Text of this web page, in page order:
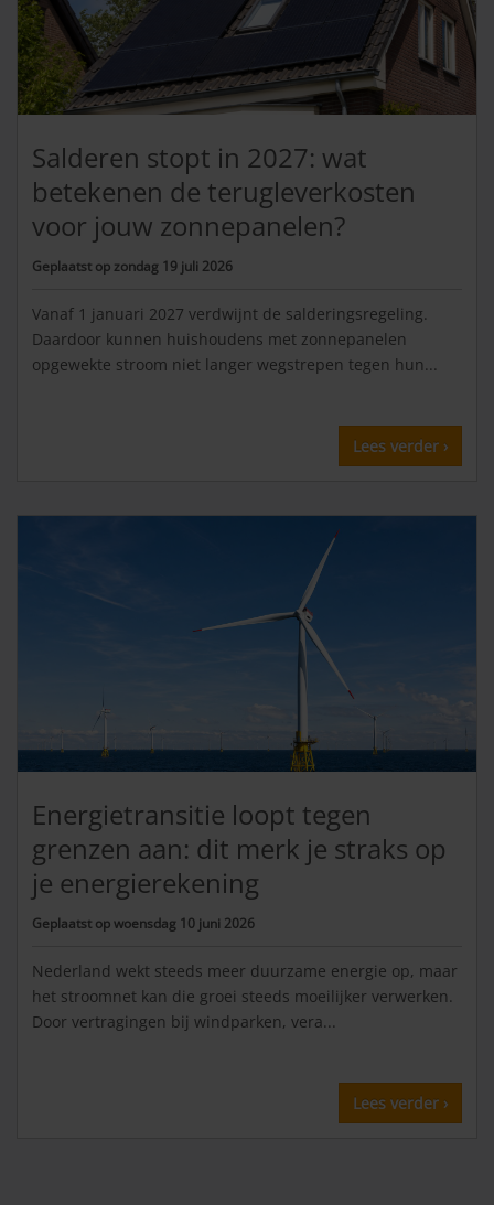
Salderen stopt in 2027: wat
betekenen de terugleverkosten
voor jouw zonnepanelen?
Geplaatst op zondag 19 juli 2026
Vanaf 1 januari 2027 verdwijnt de salderingsregeling.
Daardoor kunnen huishoudens met zonnepanelen
opgewekte stroom niet langer wegstrepen tegen hun...
Lees verder ›
Energietransitie loopt tegen
grenzen aan: dit merk je straks op
je energierekening
Geplaatst opwoensdag 10 juni 2026
Nederland wekt steeds meer duurzame energie op, maar
het stroomnet kan die groei steeds moeilijker verwerken.
Door vertragingen bij windparken, vera...
Lees verder ›